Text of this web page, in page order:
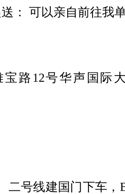
： 可以亲自前往我
宝路 12号华声国际
二号线建国门下车，